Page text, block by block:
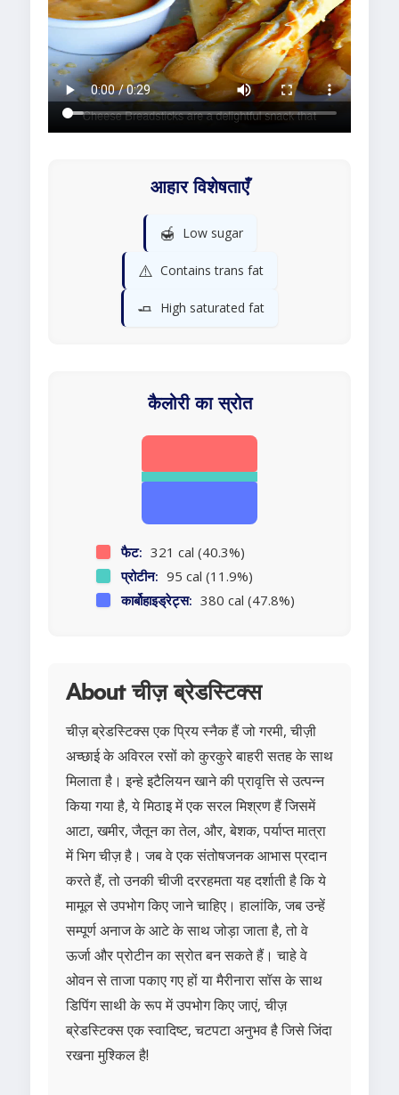
आहार विशेषताएँ
🍯 Low sugar
⚠️ Contains trans fat
🧈 High saturated fat
कैलोरी का स्रोत
फैट: 321 cal (40.3%)
प्रोटीन: 95 cal (11.9%)
कार्बोहाइड्रेट्स: 380 cal (47.8%)
About चीज़ ब्रेडस्टिक्स
चीज़ ब्रेडस्टिक्स एक प्रिय स्नैक हैं जो गरमी, चीज़ी
अच्छाई के अविरल रसों को कुरकुरे बाहरी सतह के साथ
मिलाता है। इन्हे इटैलियन खाने की प्रावृत्ति से उत्पन्न
किया गया है, ये मिठाइ में एक सरल मिश्रण हैं जिसमें
आटा, खमीर, जैतून का तेल, और, बेशक, पर्याप्त मात्रा
में भिग चीज़ है। जब वे एक संतोषजनक आभास प्रदान
करते हैं, तो उनकी चीजी दररहमता यह दर्शाती है कि ये
मामूल से उपभोग किए जाने चाहिए। हालांकि, जब उन्हें
सम्पूर्ण अनाज के आटे के साथ जोड़ा जाता है, तो वे
ऊर्जा और प्रोटीन का स्रोत बन सकते हैं। चाहे वे
ओवन से ताजा पकाए गए हों या मैरीनारा सॉस के साथ
डिपिंग साथी के रूप में उपभोग किए जाएं, चीज़
ब्रेडस्टिक्स एक स्वादिष्ट, चटपटा अनुभव है जिसे जिंदा
रखना मुश्किल है!